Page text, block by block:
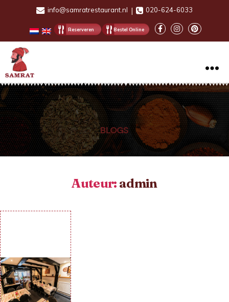
info@samratrestaurant.nl | 020-624-6033
Reserveren Bestel Online
Samrat
Indian
Restaurant
BLOGS
Auteur: admin